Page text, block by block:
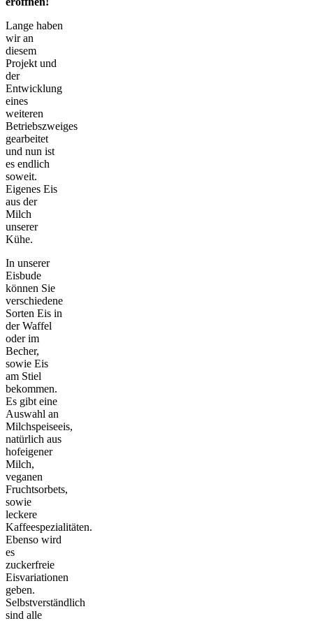
Lange haben
wir an
diesem
Projekt und
der
Entwicklung
eines
weiteren
Betriebszweiges
gearbeitet
und nun ist
es endlich
soweit.
Eigenes Eis
aus der
Milch
unserer
Kühe.
In unserer
Eisbude
können Sie
verschiedene
Sorten Eis in
der Waffel
oder im
Becher,
sowie Eis
am Stiel
bekommen.
Es gibt eine
Auswahl an
Milchspeiseeis,
natürlich aus
hofeigener
Milch,
veganen
Fruchtsorbets,
sowie
leckere
Kaffeespezialitäten.
Ebenso wird
es
zuckerfreie
Eisvariationen
geben.
Selbstverständlich
sind alle